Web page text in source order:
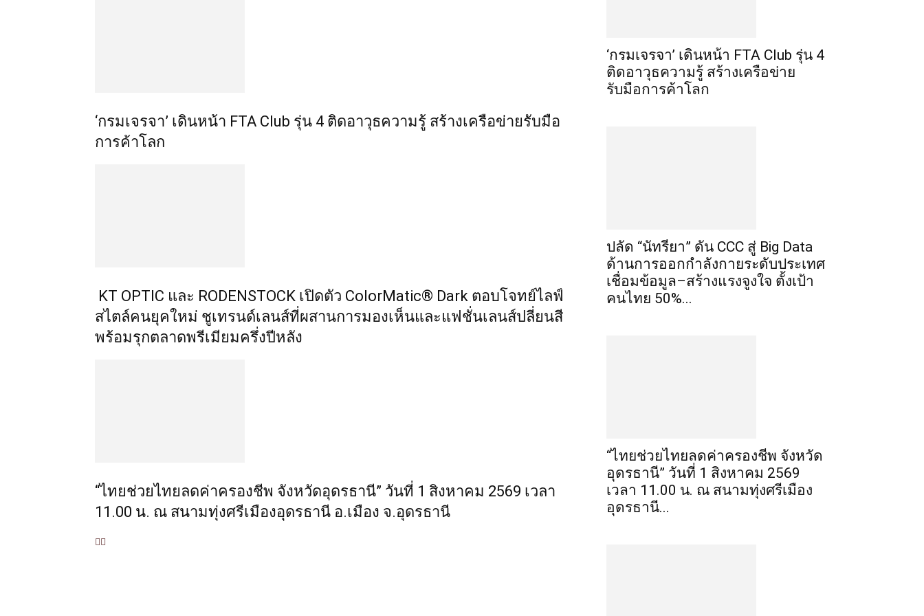
‘กรมเจรจา’ เดินหน้า FTA Club รุ่น 4 ติดอาวุธความรู้ สร้างเครือข่ายรับมือ
การค้าโลก
KT OPTIC และ RODENSTOCK เปิดตัว ColorMatic® Dark ตอบโจทย์ไลฟ์
สไตล์คนยุคใหม่ ชูเทรนด์เลนส์ที่ผสานการมองเห็นและแฟชั่นเลนส์ปลี่ยนสี
พร้อมรุกตลาดพรีเมียมครึ่งปีหลัง
“ไทยช่วยไทยลดค่าครองชีพ จังหวัดอุดรธานี” วันที่ 1 สิงหาคม 2569 เวลา
11.00 น. ณ สนามทุ่งศรีเมืองอุดรธานี อ.เมือง จ.อุดรธานี
‘กรมเจรจา’ เดินหน้า FTA Club รุ่น 4
ติดอาวุธความรู้ สร้างเครือข่าย
รับมือการค้าโลก
ปลัด “นัทรียา” ดัน CCC สู่ Big Data
ด้านการออกกำลังกายระดับประเทศ
เชื่อมข้อมูล–สร้างแรงจูงใจ ตั้งเป้า
คนไทย 50%...
“ไทยช่วยไทยลดค่าครองชีพ จังหวัด
อุดรธานี” วันที่ 1 สิงหาคม 2569
เวลา 11.00 น. ณ สนามทุ่งศรีเมือง
อุดรธานี...